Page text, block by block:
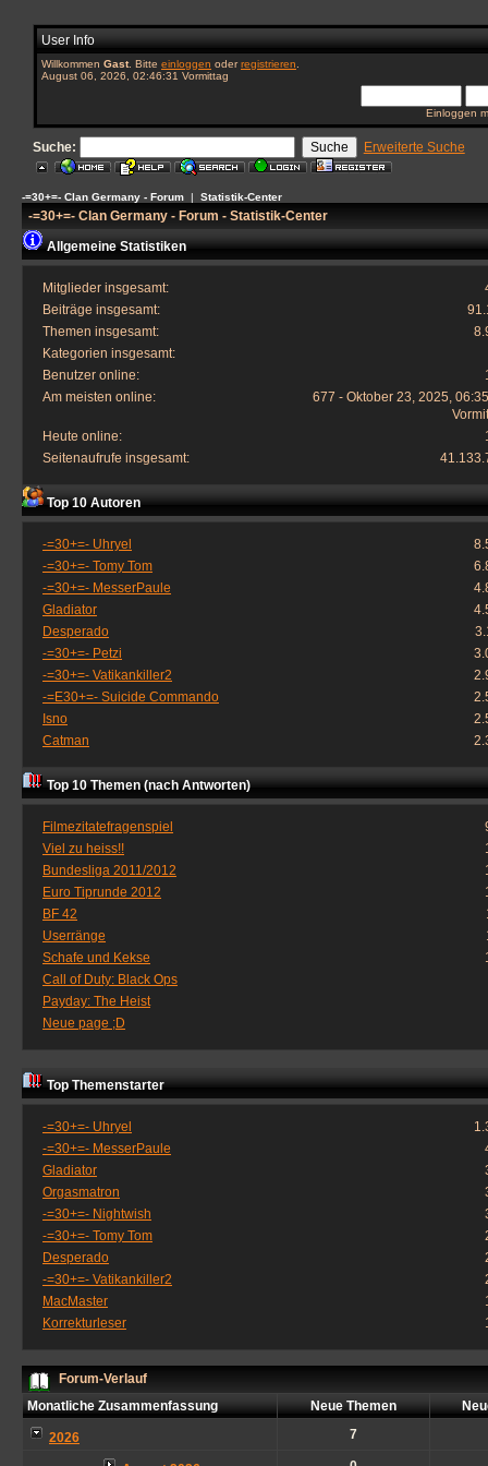
User Info
Willkommen Gast. Bitte einloggen oderregistrieren
August 06, 2026, 02:46:31 Vormittag
Einloggen
Suche: Erweiterte Suche
-=30+=- Clan Germany - Forum | Statistik-Center
-=30+=- Clan Germany - Forum - Statistik-Center
Allgemeine Statistiken
Mitglieder insgesamt:
Beiträge insgesamt:
Themen insgesamt:
Kategorien insgesamt:
Benutzer online:
Am meisten online:
677 - Oktober 23, 2025,
Heute online:
Seitenaufrufe insgesamt:
Top 10 Autoren
-=30+=- Uhryel
-=30+=- Tomy Tom
-=30+=- MesserPaule
Gladiator
Desperado
-=30+=- Petzi
-=30+=- Vatikankiller2
-=E30+=- Suicide Commando
Isno
Catman
Top 10 Themen (nach Antworten)
Filmezitatefragenspiel
Viel zu heiss!!
Bundesliga 2011/2012
Euro Tiprunde 2012
BF 42
Userränge
Schafe und Kekse
Call of Duty: Black Ops
Payday: The Heist
Neue page ;D
Top Themenstarter
-=30+=- Uhryel
-=30+=- MesserPaule
Gladiator
Orgasmatron
-=30+=- Nightwish
-=30+=- Tomy Tom
Desperado
-=30+=- Vatikankiller2
MacMaster
Korrekturleser
Forum-Verlauf
Monatliche Zusammenfassung
Neue Themen
2026 7